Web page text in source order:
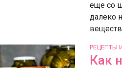
еще со
далеко
РЕЦЕПТЫ
Как